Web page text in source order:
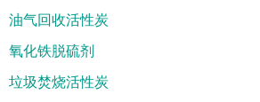
油气回收活性炭
氧化铁脱硫剂
垃圾焚烧活性炭